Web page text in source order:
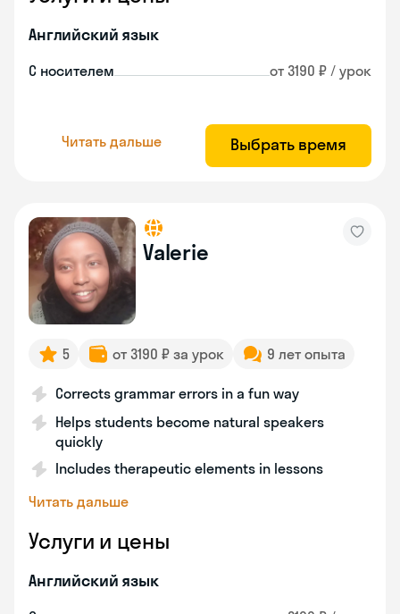
Английский язык
С носителем от 3190 ₽ / урок
Читать дальше Выбрать время
Valerie
5 от 3190 ₽ за урок 9 лет опыта
Corrects grammar errors in a fun way
Helps students become natural speakers
quickly
Includes therapeutic elements in lessons
Читать дальше
Услуги и цены
Английский язык